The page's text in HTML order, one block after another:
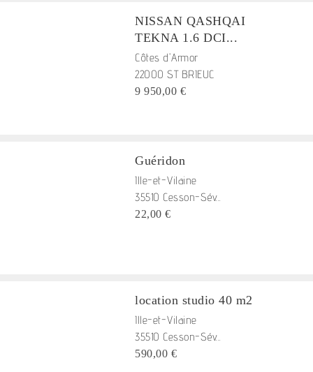
NISSAN QASHQAI
TEKNA 1.6 DCI...
Côtes d'Armor
22000 ST BRIEUC
9 950,00 €
Guéridon
Ille-et-Vilaine
35510 Cesson-Sév...
22,00 €
location studio 40 m2
Ille-et-Vilaine
35510 Cesson-Sév...
590,00 €